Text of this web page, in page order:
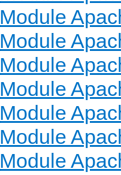
Module
Module
Module
Module
Module
Module
Module